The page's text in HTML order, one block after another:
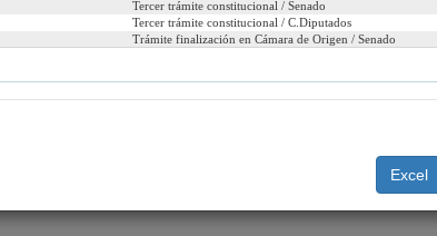
Tercer trámite constitucional / Senado
Tercer trámite constitucional / C.Diputados
Trámite finalización en Cámara de Origen / Senado
Excel